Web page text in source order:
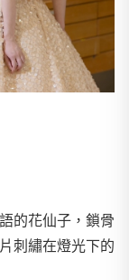
的花仙子，鎖骨
刺繡在燈光下的